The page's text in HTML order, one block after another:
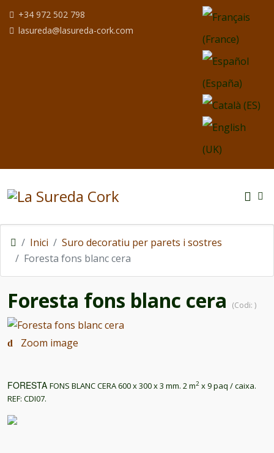
+34 972 502 798
lasureda@lasureda-cork.com
Seleccioni el seu
Inici
Suro decoratiu per parets i sostres
Foresta fons blanc cera
Foresta fons blanc cera (Codi: )
Zoom image
FORESTA FONS BLANC CERA 600 x 300 x 3 mm. 2 m2 x 9 paq / caixa.
REF: CDI07.